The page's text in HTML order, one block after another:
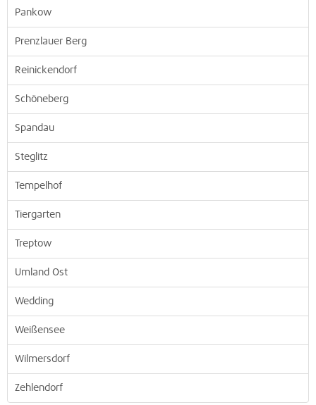
Pankow
Prenzlauer Berg
Reinickendorf
Schöneberg
Spandau
Steglitz
Tempelhof
Tiergarten
Treptow
Umland Ost
Wedding
Weißensee
Wilmersdorf
Zehlendorf